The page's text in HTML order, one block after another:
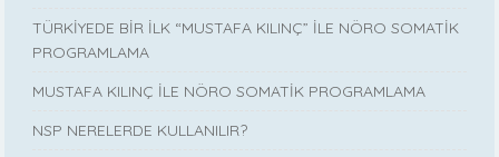
TÜRKİYEDE BİR İLK “MUSTAFA KILINÇ” İLE NÖRO SOMATİK
PROGRAMLAMA
MUSTAFA KILINÇ İLE NÖRO SOMATİK PROGRAMLAMA
NSP NERELERDE KULLANILIR?